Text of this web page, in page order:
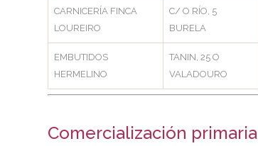
CARNICERÍA FINCA
LOUREIRO
C/ O RÍO, 5
BURELA
EMBUTIDOS
HERMELINO
TANIN, 25 O
VALADOURO
Comercialización primaria